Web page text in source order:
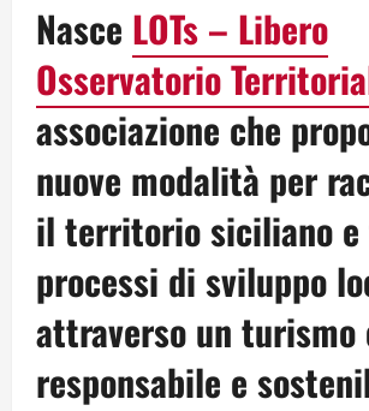
Nasce LOTs – Libero
Osservatorio
associazione che
nuove modalità per
il territorio siciliano e
processi di sviluppo
attraverso un
responsabile e